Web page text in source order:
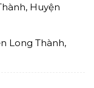
Huyện
Long Thành,